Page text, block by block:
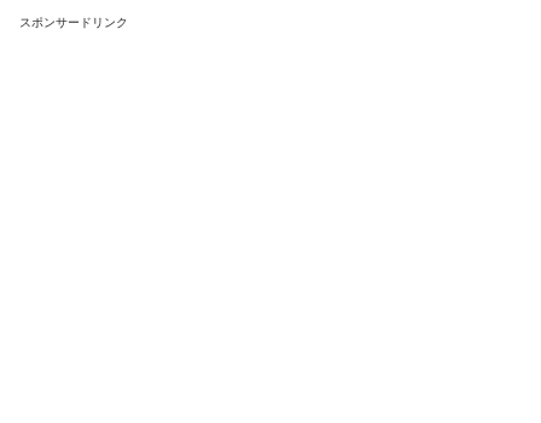
スポンサードリンク